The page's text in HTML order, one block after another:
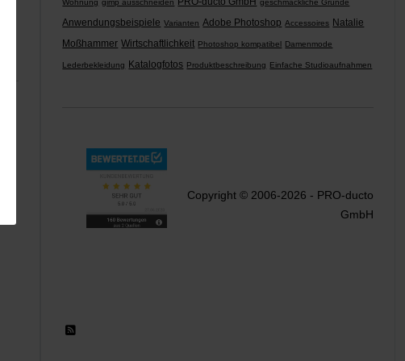
Wohnung gimp ausschneiden geschmackliche Gründe
Anwendungsbeispiele Varianten Adobe Photoshop Accessoires Natalie
Moßhammer Wirtschaftlichkeit Photoshop kompatibel Damenmode
Lederbekleidung Katalogfotos Produktbeschreibung Einfache Studioaufnahmen
Copyright © 2006-2026 - PRO-ducto
GmbH